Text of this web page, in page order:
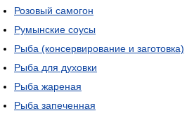
Розовый самогон
Румынские соусы
Рыба (консервирование и заготовка)
Рыба для духовки
Рыба жареная
Рыба запеченная